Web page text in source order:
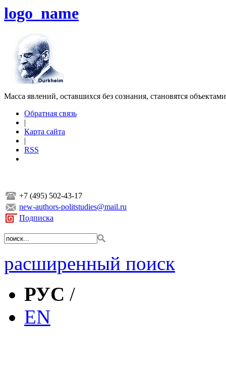
logo_name
Масса явлений, оставшихся без сознания, становятся
Обратная связь
|
Карта сайта
|
RSS
+7 (495) 502-43-17
new-authors-politstudies@mail.ru
Подписка
расширенный поиск
РУС /
EN